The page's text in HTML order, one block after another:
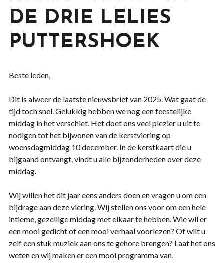
DE DRIE LELIES
PUTTERSHOEK
Beste leden,
Dit is alweer de laatste nieuwsbrief van 2025. Wat gaat de
tijd toch snel. Gelukkig hebben we nog een feestelijke
middag in het verschiet. Het doet ons veel plezier u uit te
nodigen tot het bijwonen van de kerstviering op
woensdagmiddag 10 december. In de kerstkaart die u
bijgaand ontvangt, vindt u alle bijzonderheden over deze
middag.
Wij willen het dit jaar eens anders doen en vragen u om een
bijdrage aan deze viering. Wij stellen ons voor om een hele
intieme, gezellige middag met elkaar te hebben. Wie wil er
een mooi gedicht of een mooi verhaal voorlezen? Of wilt u
zelf een stuk muziek aan ons te gehore brengen? Laat het ons
weten en wij maken er een mooi programma van.